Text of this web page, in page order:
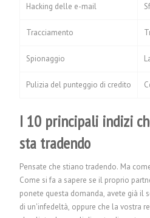
Hacking delle e-mail
Tracciamento
Spionaggio
Pulizia del punteggio di credito
I 10 principali indizi
sta tradendo
Pensate che stiano tradendo. Ma
Come si fa a sapere se il proprio
ponete questa domanda, avete già il
di un'infedeltà, oppure che la vostra